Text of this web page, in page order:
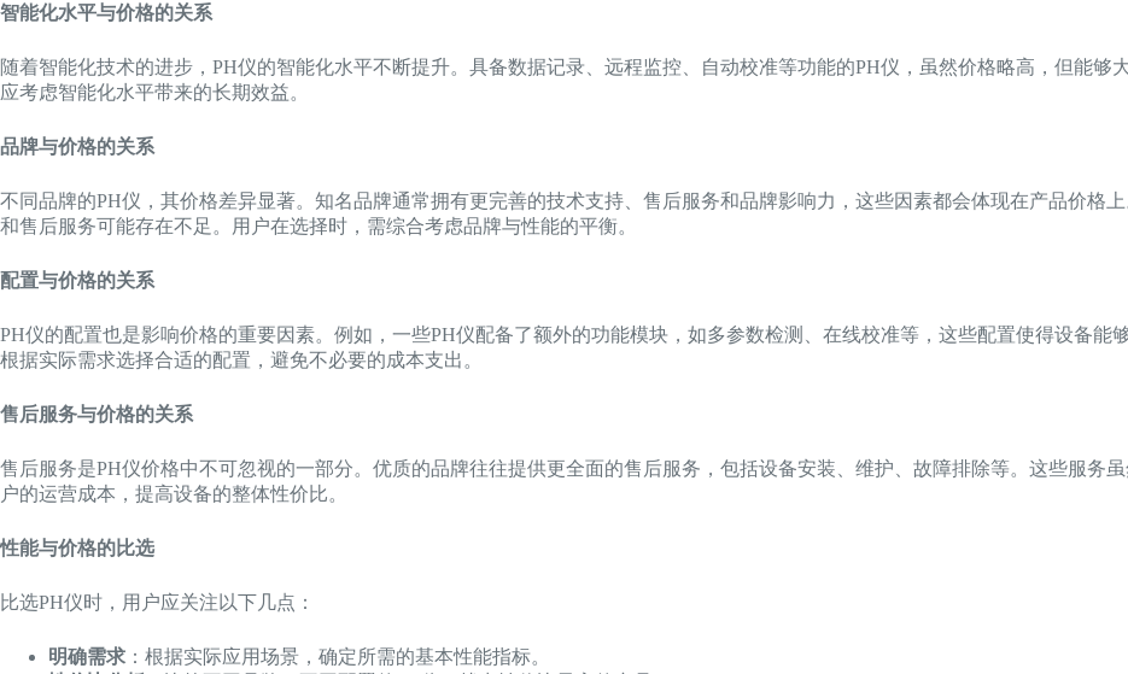
智能化水平与价格的关系
随着智能化技术的进步，PH仪的智能化水平不断提升。具备数据记录、远程监控、自动校准等功能的PH仪，虽然价格略高，但能
应考虑智能化水平带来的长期效益。
品牌与价格的关系
不同品牌的PH仪，其价格差异显著。知名品牌通常拥有更完善的技术支持、售后服务和品牌影响力，这些因素都会体现在产品价格
和售后服务可能存在不足。用户在选择时，需综合考虑品牌与性能的平衡。
配置与价格的关系
PH仪的配置也是影响价格的重要因素。例如，一些PH仪配备了额外的功能模块，如多参数检测、在线校准等，这些配置使得设备能
根据实际需求选择合适的配置，避免不必要的成本支出。
售后服务与价格的关系
售后服务是PH仪价格中不可忽视的一部分。优质的品牌往往提供更全面的售后服务，包括设备安装、维护、故障排除等。这些服务
户的运营成本，提高设备的整体性价比。
性能与价格的比选
比选PH仪时，用户应关注以下几点：
明确需求 ：根据实际应用场景，确定所需的基本性能指标。